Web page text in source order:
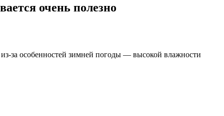
очень полезно
за особенностей зимней погоды — высокой влажности